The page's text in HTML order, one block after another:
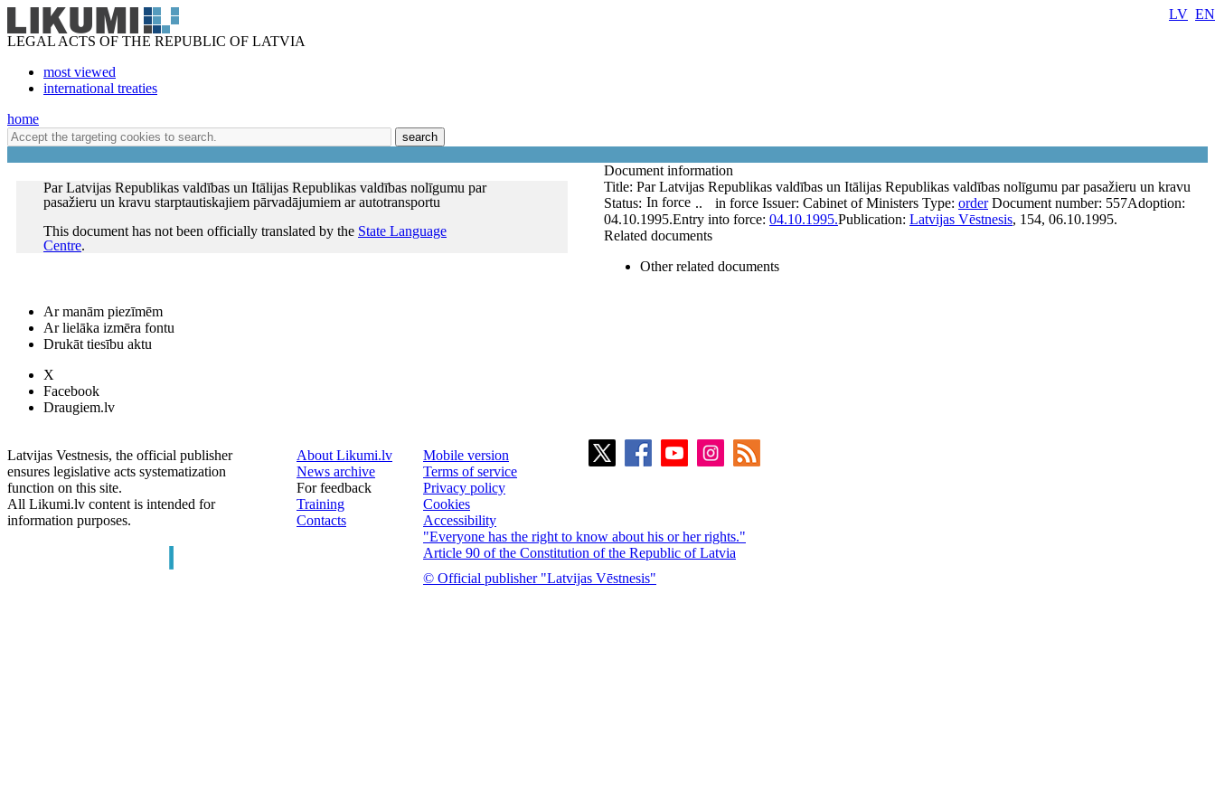
LEGAL ACTS OF THE REPUBLIC OF LATVIA
most viewed
international treaties
LV EN
home
search
Par Latvijas Republikas valdības un Itālijas Republikas valdības nolīgumu par
pasažieru un kravu starptautiskajiem pārvadājumiem ar autotransportu
This document has not been officially translated by the State Language
Centre.
Document information
Title: Par Latvijas Republikas valdības un Itālijas Republikas valdības nolīgumu par pasažieru un kravu
..
Status: In force in force Issuer: Cabinet of Ministers Type: order Document number: 557Adoption:
04.10.1995.Entry into force: 04.10.1995.Publication: Latvijas Vēstnesis, 154, 06.10.1995.
Related documents
Other related documents
Ar manām piezīmēm
Ar lielāka izmēra fontu
Drukāt tiesību aktu
X
Facebook
Draugiem.lv
Latvijas Vestnesis, the official publisher
ensures legislative acts systematization
function on this site.
All Likumi.lv content is intended for
information purposes.
About Likumi.lv
News archive
For feedback
Training
Contacts
Mobile version
Terms of service
Privacy policy
Cookies
Accessibility
"Everyone has the right to know about his or her rights."
Article 90 of the Constitution of the Republic of Latvia
© Official publisher "Latvijas Vēstnesis"